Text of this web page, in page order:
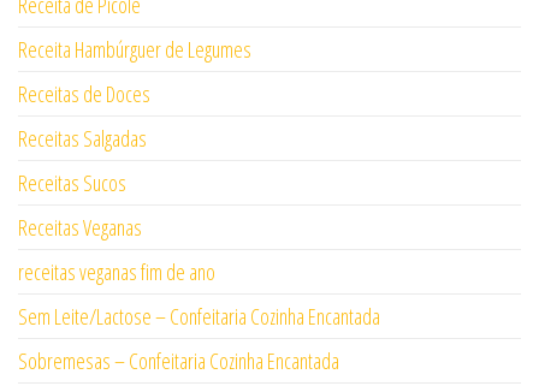
Receita Hambúrguer de Legumes
Receitas de Doces
Receitas Salgadas
Receitas Sucos
Receitas Veganas
receitas veganas fim de ano
Sem Leite/Lactose – Confeitaria Cozinha Encantada
Sobremesas – Confeitaria Cozinha Encantada